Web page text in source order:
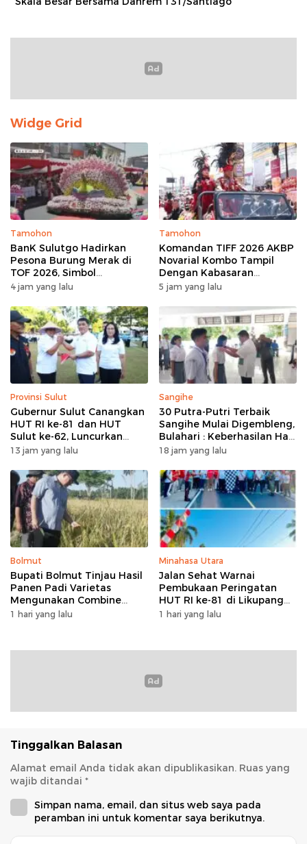
Widge Grid
Tamohon
BanK Sulutgo Hadirkan
Pesona Burung Merak di
TOF 2026, Simbol
Keagungan Dan
4 jam yang lalu
Tamohon
Komandan TIFF 2026 AKBP
Novarial Kombo Tampil
Dengan Kabasaran
Minahasa, Padukan Tugas
5 jam yang lalu
Provinsi Sulut
Gubernur Sulut Canangkan
HUT RI ke-81 dan HUT
Sulut ke-62, Luncurkan
Program Keringanan Pajak
Kelapa
13 jam yang lalu
Sangihe
30 Putra-Putri Terbaik
Sangihe Mulai Digembleng,
Bulahari : Keberhasilan Hari
Ini Bukan Garis Akhir Tapi
18 jam yang lalu
Bolmut
Bupati Bolmut Tinjau Hasil
Panen Padi Varietas
Mengunakan Combine
Harvester
1 hari yang lalu
Minahasa Utara
Jalan Sehat Warnai
Pembukaan Peringatan
HUT RI ke-81 di Likupang
Barat
1 hari yang lalu
Tinggalkan Balasan
Alamat email Anda tidak akan dipublikasikan. Ruas yang
wajib ditandai *
Simpan nama, email, dan situs web saya pada
peramban ini untuk komentar saya berikutnya.